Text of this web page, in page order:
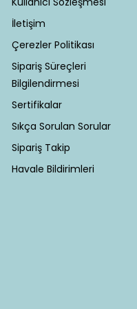
İletişim
Çerezler Politikası
Sipariş Süreçleri
Bilgilendirmesi
Sertifikalar
Sıkça Sorulan Sorular
Sipariş Takip
Havale Bildirimleri